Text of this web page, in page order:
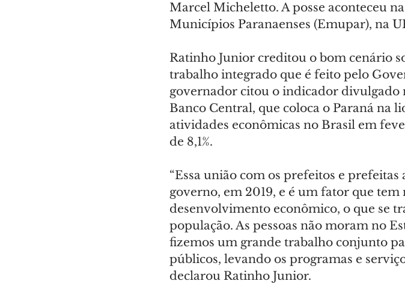
Marcel Micheletto. A posse aconteceu
Municípios Paranaenses (Emupar), na
Ratinho Junior creditou o bom cenário
trabalho integrado que é feito pelo
governador citou o indicador divulgado
Banco Central, que coloca o Paraná na
atividades econômicas no Brasil em
de 8,1%.
“Essa união com os prefeitos e
governo, em 2019, e é um fator que tem
desenvolvimento econômico, o que se
população. As pessoas não moram no
fizemos um grande trabalho conjunto
públicos, levando os programas e
declarou Ratinho Junior.